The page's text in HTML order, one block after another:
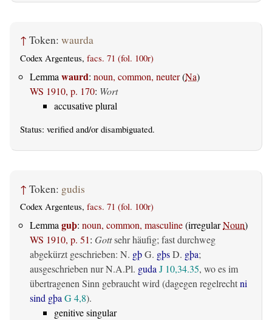
↑ Token: waurda
Codex Argenteus, facs. 71 (fol. 100r)
Lemma waurd: noun, common, neuter(Na)
WS 1910, p. 170: Wort
accusative plural
Status: verified and/or disambiguated.
↑ Token: gudis
Codex Argenteus, facs. 71 (fol. 100r)
Lemmaguþ: noun, common, masculine(irregularNoun)
WS 1910, p. 51: Gottsehr häufig; fast durchweg
abgekürzt geschrieben: N. gþG. gþsD. gþa;
ausgeschrieben nur N.A.Pl. gudaJ 10,34.35, wo es im
übertragenen Sinn gebraucht wird (dagegen regelrechtni
sind gþaG 4,8).
genitive singular